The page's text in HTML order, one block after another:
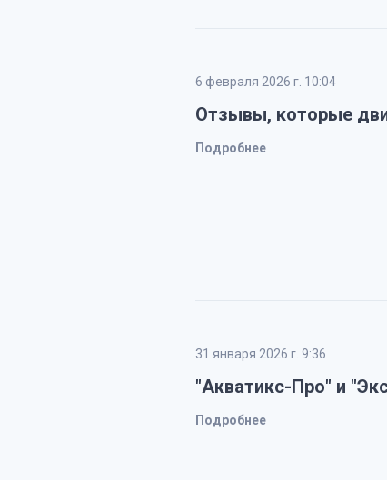
6 февраля 2026 г. 10:04
Отзывы, которые
Подробнее
31 января 2026 г. 9:36
"Акватикс-Про" и
Подробнее